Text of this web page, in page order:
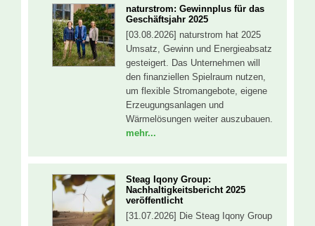
naturstrom: Gewinnplus für das
Geschäftsjahr 2025
[03.08.2026] naturstrom hat 2025
Umsatz, Gewinn und Energieabsatz
gesteigert. Das Unternehmen will
den finanziellen Spielraum nutzen,
um flexible Stromangebote, eigene
Erzeugungsanlagen und
Wärmelösungen weiter auszubauen.
mehr...
Steag Iqony Group:
Nachhaltigkeitsbericht 2025
veröffentlicht
[31.07.2026] Die Steag Iqony Group